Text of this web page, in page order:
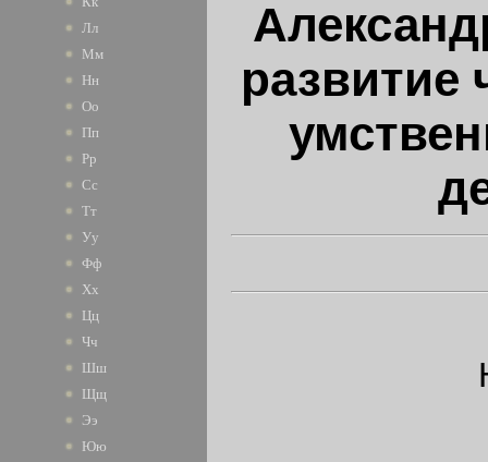
Лл
Мм
Нн
Оо
Пп
Рр
Сс
Тт
Уу
Фф
Хх
Цц
Чч
Шш
Щщ
Ээ
Юю
развитие